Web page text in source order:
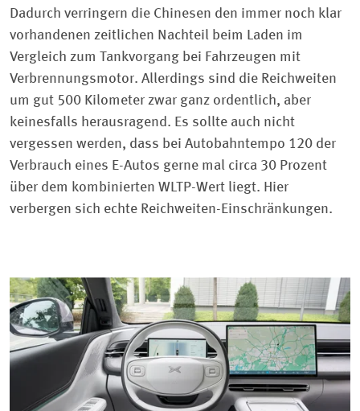
Dadurch verringern die Chinesen den immer noch klar
vorhandenen zeitlichen Nachteil beim Laden im
Vergleich zum Tankvorgang bei Fahrzeugen mit
Verbrennungsmotor. Allerdings sind die Reichweiten
um gut 500 Kilometer zwar ganz ordentlich, aber
keinesfalls herausragend. Es sollte auch nicht
vergessen werden, dass bei Autobahntempo 120 der
Verbrauch eines E-Autos gerne mal circa 30 Prozent
über dem kombinierten WLTP-Wert liegt. Hier
verbergen sich echte Reichweiten-Einschränkungen.